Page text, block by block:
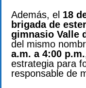
Además, el 18
brigada de
gimnasio Valle
del mismo
a.m. a 4:00 p.m.
estrategia para
responsable de